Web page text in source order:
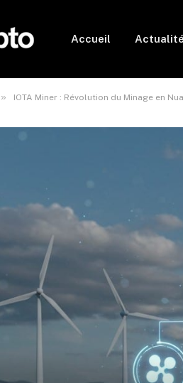
Accueil
» IOTA Miner : Révolution du Minage en